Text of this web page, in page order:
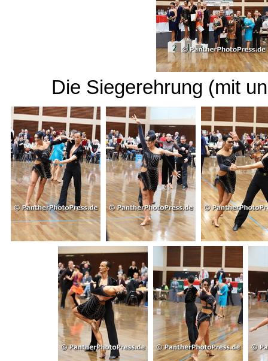
Die Siegerehrung (mit